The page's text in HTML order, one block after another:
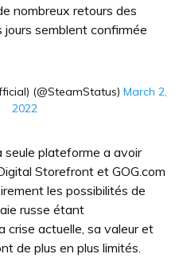
nombreux retours des
jours semblent confirmée
(@SteamStatus) March 2,
2022
seule plateforme a avoir
Storefront et GOG.com
les possibilités de
russe étant
crise actuelle, sa valeur et
de plus en plus limités.